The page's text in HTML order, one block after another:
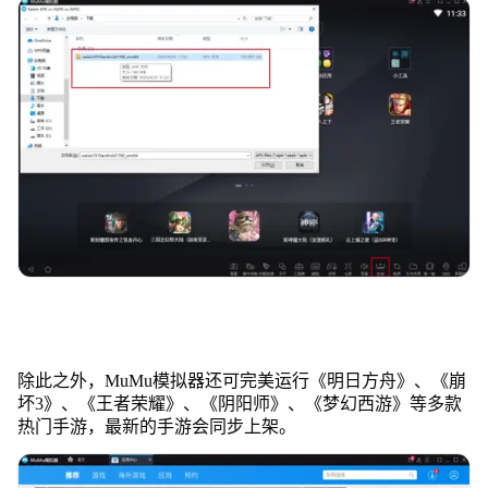
除此之外，MuMu模拟器还可完美运行《明日方舟》、《崩
坏3》、《王者荣耀》、《阴阳师》、《梦幻西游》等多款
热门手游，最新的手游会同步上架。